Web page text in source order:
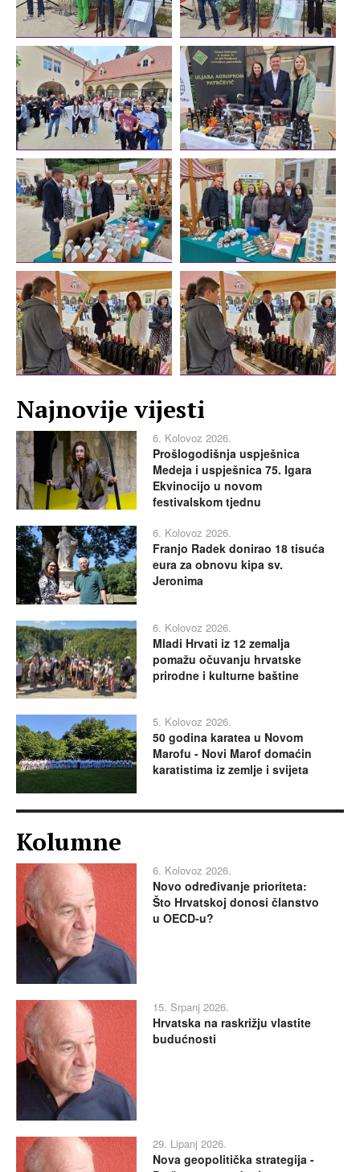
Najnovije vijesti
6. Kolovoz 2026.
Prošlogodišnja uspješnica
Medeja i uspješnica 75. Igara
Ekvinocijo u novom
festivalskom tjednu
6. Kolovoz 2026.
Franjo Radek donirao 18 tisuća
eura za obnovu kipa sv.
Jeronima
6. Kolovoz 2026.
Mladi Hrvati iz 12 zemalja
pomažu očuvanju hrvatske
prirodne i kulturne baštine
5. Kolovoz 2026.
50 godina karatea u Novom
Marofu - Novi Marof domaćin
karatistima iz zemlje i svijeta
Kolumne
6. Kolovoz 2026.
Novo određivanje prioriteta:
Što Hrvatskoj donosi članstvo
u OECD-u?
15. Srpanj 2026.
Hrvatska na raskrižju vlastite
budućnosti
29. Lipanj 2026.
Nova geopolitička strategija -